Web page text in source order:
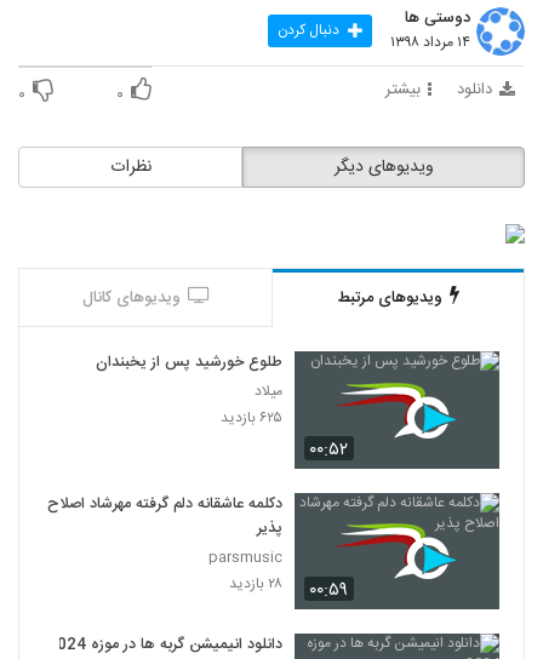
دوستی ها
۱۴ مرداد ۱۳۹۸ دنبال کردن
دانلود بیشتر ۰ ۰
نظرات ویدیوهای دیگر
ویدیوهای مرتبط ویدیوهای کانال
۰۰:۵۲
طلوع خورشید پس از یخبندان
میلاد
۶۲۵ بازدید
۰۰:۵۹
دکلمه عاشقانه دلم گرفته مهرشاد اصلاح
پذیر
parsmusic
۲۸ بازدید
دانلود انیمیشن گربه ها در موزه 2024